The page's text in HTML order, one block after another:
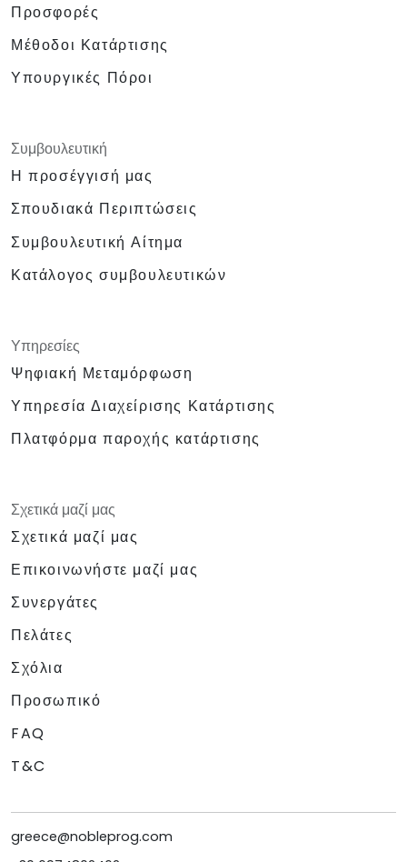
Προσφορές
Μέθοδοι Κατάρτισης
Υπουργικές Πόροι
Συμβουλευτική
Η προσέγγισή μας
Σπουδιακά Περιπτώσεις
Συμβουλευτική Αίτημα
Κατάλογος συμβουλευτικών
Υπηρεσίες
Ψηφιακή Μεταμόρφωση
Υπηρεσία Διαχείρισης Κατάρτισης
Πλατφόρμα παροχής κατάρτισης
Σχετικά μαζί μας
Σχετικά μαζί μας
Επικοινωνήστε μαζί μας
Συνεργάτες
Πελάτες
Σχόλια
Προσωπικό
FAQ
T&C
greece@nobleprog.com